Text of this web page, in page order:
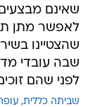
שאינם
לאפשר מתן
שהצטיינו
שבה עובדי
לפני שהם
שביתה כללית